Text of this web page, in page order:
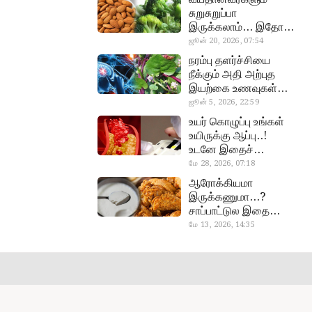
சுறுசுறுப்பா
இருக்கலாம்… இதோ
சூப்பர் உணவுகள்!
ஜூன் 20, 2026, 07:54
chi,
pasalaikeerai
நரம்பு தளர்ச்சியை
நீக்கும் அதி அற்புத
இயற்கை உணவுகள்…
தவற விட்டுறாதீங்க!
ஜூன் 5, 2026, 22:59
உயர் கொழுப்பு உங்கள்
உயிருக்கு ஆப்பு..!
உடனே இதைச்
செய்யுங்க!
மே 28, 2026, 07:18
ஆரோக்கியமா
இருக்கணுமா…?
சாப்பாட்டுல இதை
எல்லாம்
மே 13, 2026, 14:35